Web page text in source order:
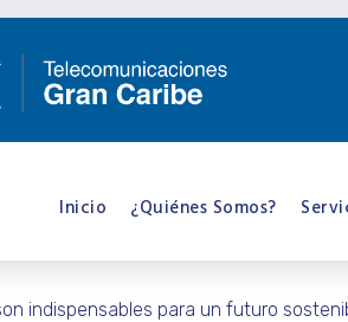
Inicio ¿Quiénes Somos?
indispensables para un futuro